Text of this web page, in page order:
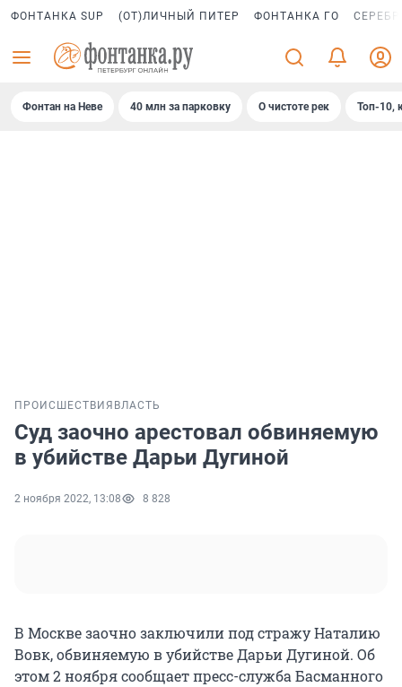
ФОНТАНКА SUP (ОТ)ЛИЧНЫЙ ПИТЕР ФОНТАНКА ГО
Фонтан на Неве 40 млн за парковку О чистоте рек Топ-10,
ПРОИСШЕСТВИЯ ВЛАСТЬ
Суд заочно арестовал обвиняемую
в убийстве Дарьи Дугиной
2 ноября 2022, 13:08 8 828
В Москве заочно заключили под стражу Наталию
Вовк, обвиняемую в убийстве Дарьи Дугиной. Об
этом 2 ноября сообщает пресс-служба Басманного